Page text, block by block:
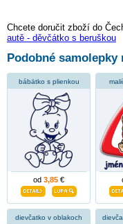
Chcete doručit zboží do
autě - děvčátko s beruškou
Podobné samolepky
bábätko s plienkou
od 3,85 €
dievčatko v oblakoch